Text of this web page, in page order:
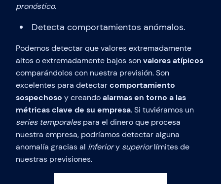
pronóstico.
Detecta comportamientos anómalos.
Podemos detectar que valores extremadamente
altos o extremadamente bajos sonvalores atípicos
comparándolos con nuestra previsión. Son
excelentes para detectarcomportamiento
sospechoso y creandoalarmas en torno a las
métricas clave de su empresa. Si tuviéramos un
series temporalespara el dinero que procesa
nuestra empresa, podríamos detectar alguna
anomalía gracias al inferiory superiorlímites de
nuestras previsiones.